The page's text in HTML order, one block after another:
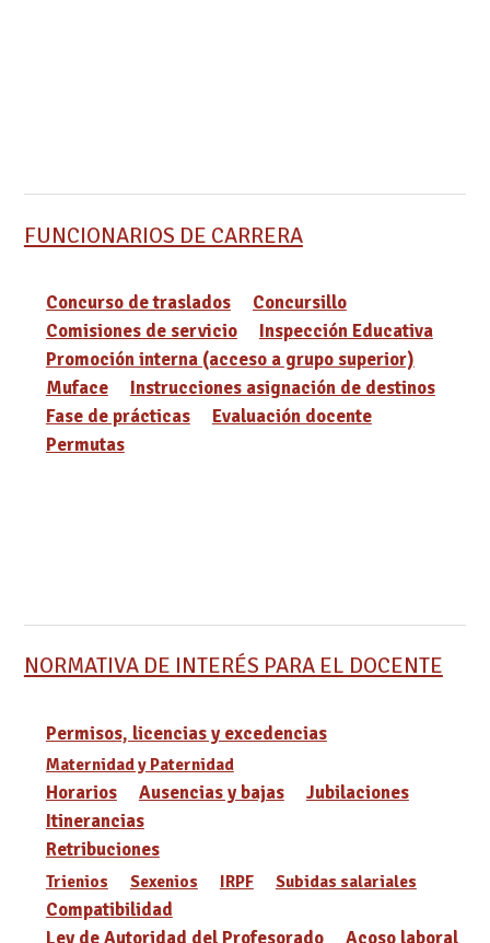
FUNCIONARIOS DE CARRERA
Concurso de traslados
Concursillo
Comisiones de servicio
Inspección Educativa
Promoción interna (acceso a grupo superior)
Muface
Instrucciones asignación de destinos
Fase de prácticas
Evaluación docente
Permutas
NORMATIVA DE INTERÉS PARA EL DOCENTE
Permisos, licencias y excedencias
Maternidad y Paternidad
Horarios Ausencias y bajas
Jubilaciones
Itinerancias
Retribuciones
Trienios Sexenios IRPF Subidas salariales
Compatibilidad
Ley de Autoridad del Profesorado
Acoso laboral